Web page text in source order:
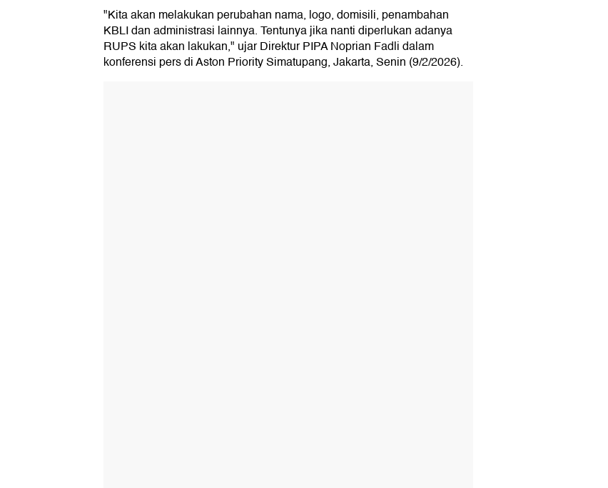
"Kita akan melakukan perubahan nama, logo, domisili, penambahan
KBLI dan administrasi lainnya. Tentunya jika nanti diperlukan adanya
RUPS kita akan lakukan," ujar Direktur PIPA Noprian Fadli dalam
konferensi pers di Aston Priority Simatupang, Jakarta, Senin (9/2/2026).